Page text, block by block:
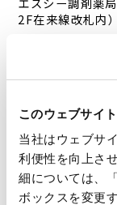
このウェブサイ
当社はウェブサ
利便性を向上さ
細については、
ボックスを変更
2F在来線改札内）
月～金 9:00～